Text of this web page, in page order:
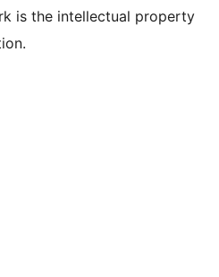
is the intellectual property